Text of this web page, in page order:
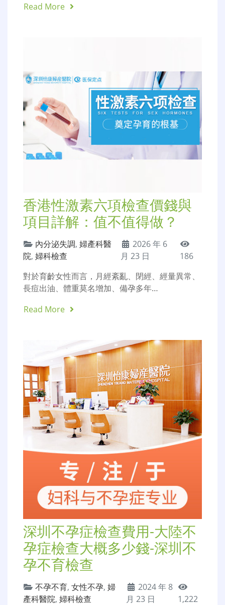
Read More
香港性激素六項檢查價錢與
項目詳解：值不值得做？
內分泌失調, 婦產科醫
院, 婦科檢查
2026 年 6
月 23 日
186
對於育齡女性而言，月經紊亂、閉經、經量異常、
長痘出油、體重莫名增加、備孕多年…
Read More
深圳不孕症檢查費用-大陸不
孕症檢查大概多少錢-深圳不
孕不育檢查
不孕不育, 女性不孕, 婦
產科醫院, 婦科檢查
2024 年 8
月 23 日
1,222